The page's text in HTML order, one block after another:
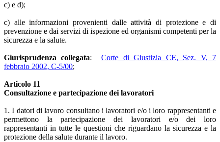
c) e d);
c) alle informazioni provenienti dalle attività di protezione e di
prevenzione e dai servizi di ispezione ed organismi competenti per la
sicurezza e la salute.
Giurisprudenza collegata:Corte di Giustizia CE, Sez. V, 7
febbraio 2002, C-5/00;
Articolo 11
Consultazione e partecipazione dei lavoratori
1. I datori di lavoro consultano i lavoratori e/o i loro rappresentanti e
permettono la partecipazione dei lavoratori e/o dei loro
rappresentanti in tutte le questioni che riguardano la sicurezza e la
protezione della salute durante il lavoro.